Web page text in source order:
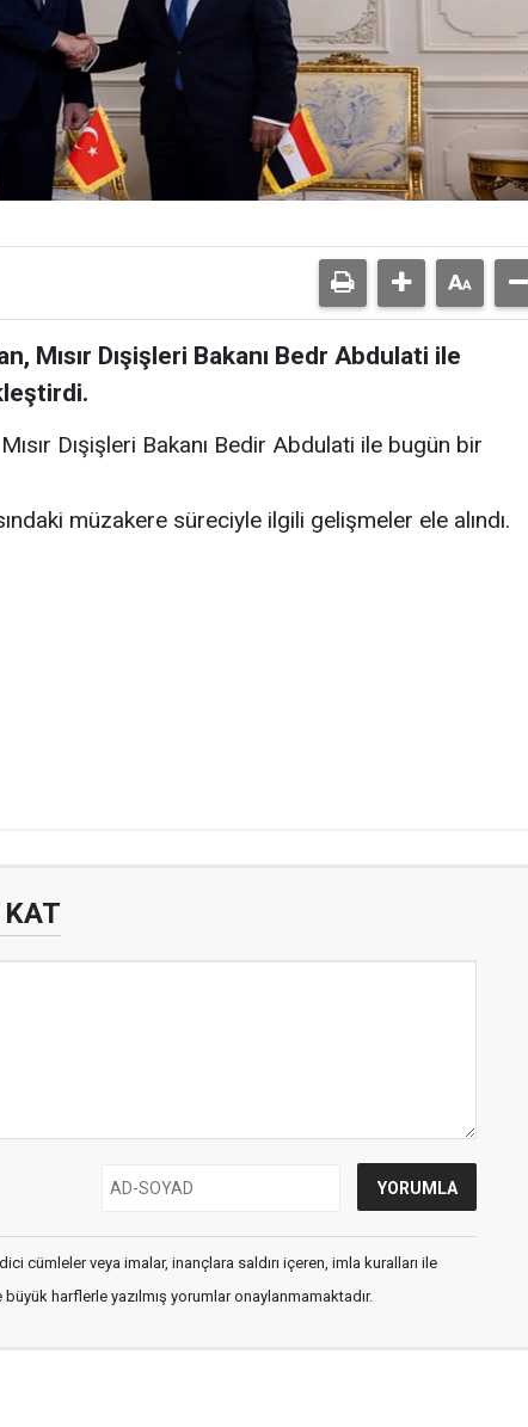
Mısır Dışişleri Bakanı Bedr Abdulati ile
Dışişleri Bakanı Bedir Abdulati ile bugün bir
müzakere süreciyle ilgili gelişmeler ele alındı.
cümleler veya imalar, inançlara saldırı içeren, imla kuralları ile
harflerle yazılmış yorumlar onaylanmamaktadır.